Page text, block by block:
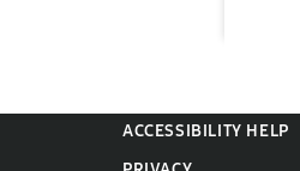
ACCESSIBILITY HELP